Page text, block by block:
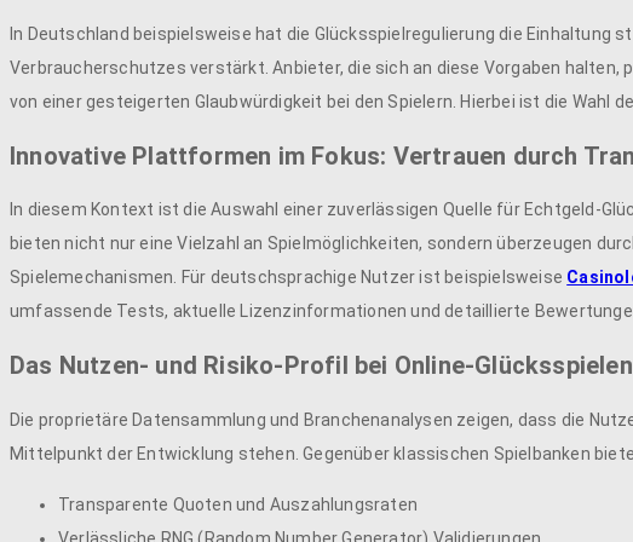
In Deutschland beispielsweise hat die Glücksspielregulierung die Einhaltung
Verbraucherschutzes verstärkt. Anbieter, die sich an diese Vorgaben
von einer gesteigerten Glaubwürdigkeit bei den Spielern. Hierbei ist die Wahl
Innovative Plattformen im Fokus: Vertrauen durch
In diesem Kontext ist die Auswahl einer zuverlässigen Quelle für Echtgeld-
bieten nicht nur eine Vielzahl an Spielmöglichkeiten, sondern überzeugen
Spielemechanismen. Für deutschsprachige Nutzer ist beispielsweise
umfassende Tests, aktuelle Lizenzinformationen und detaillierte
Das Nutzen- und Risiko-Profil bei Online-Glücksspielen
Die proprietäre Datensammlung und Branchenanalysen zeigen, dass die
Mittelpunkt der Entwicklung stehen. Gegenüber klassischen Spielbanken
Transparente Quoten und Auszahlungsraten
Verlässliche RNG (Random Number Generator) Validierungen